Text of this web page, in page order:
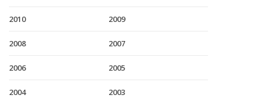
2010 2009
2008 2007
2006 2005
2004 2003